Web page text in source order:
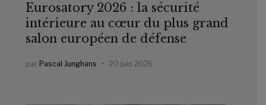
Eurosatory 2026 : la sécurité
intérieure au cœur du plus grand
salon européen de défense
par Pascal Junghans 20 juin 2026